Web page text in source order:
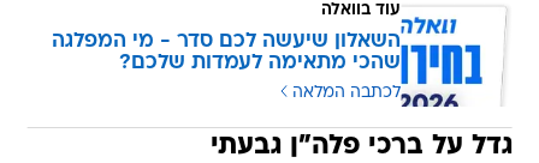
עוד בוואלה
השאלון שיעשה לכם סדר - מי המפלגה
שהכי מתאימה לעמדות שלכם?
לכתבה המלאה
גדל על ברכי פלה"ן גבעתי